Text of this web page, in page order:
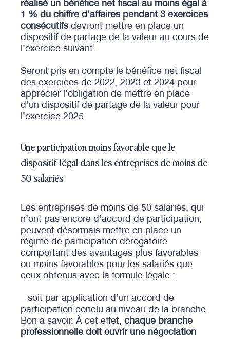
réalisé un bénéfice net fiscal au moins égal à
1 % du chiffre d’affaires pendant 3 exercices
consécutifsdevront mettre en place un
dispositif de partage de la valeur au cours de
l’exercice suivant.
Seront pris en compte le bénéfice net fiscal
des exercices de 2022, 2023 et 2024 pour
apprécier l’obligation de mettre en place
d’un dispositif de partage de la valeur pour
l’exercice 2025.
Une participation moins favorable que le
dispositif légal dans les entreprises de moins de
50 salariés
Les entreprises de moins de 50 salariés, qui
n’ont pas encore d’accord de participation,
peuvent désormais mettre en place un
régime de participation dérogatoire
comportant des avantages plus favorables
ou moins favorables pour les salariés que
ceux obtenus avec la formule légale :
– soit par application d’un accord de
participation conclu au niveau de la branche.
Bon à savoir. À cet effet,chaque branche
professionnelle doit ouvrir une négociation